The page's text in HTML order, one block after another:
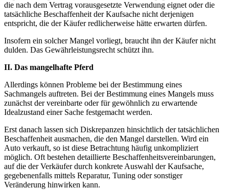
die nach dem Vertrag vorausgesetzte Verwendung eignet oder die
tatsächliche Beschaffenheit der Kaufsache nicht derjenigen
entspricht, die der Käufer redlicherweise hätte erwarten dürfen.
Insofern ein solcher Mangel vorliegt, braucht ihn der Käufer nicht
dulden. Das Gewährleistungsrecht schützt ihn.
II. Das mangelhafte Pferd
Allerdings können Probleme bei der Bestimmung eines
Sachmangels auftreten. Bei der Bestimmung eines Mangels muss
zunächst der vereinbarte oder für gewöhnlich zu erwartende
Idealzustand einer Sache festgemacht werden.
Erst danach lassen sich Diskrepanzen hinsichtlich der tatsächlichen
Beschaffenheit ausmachen, die den Mangel darstellen. Wird ein
Auto verkauft, so ist diese Betrachtung häufig unkompliziert
möglich. Oft bestehen detaillierte Beschaffenheitsvereinbarungen,
auf die der Verkäufer durch konkrete Auswahl der Kaufsache,
gegebenenfalls mittels Reparatur, Tuning oder sonstiger
Veränderung hinwirken kann.